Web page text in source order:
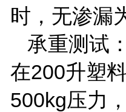
时，无渗漏
承重测试：
在200升塑
500kg压力